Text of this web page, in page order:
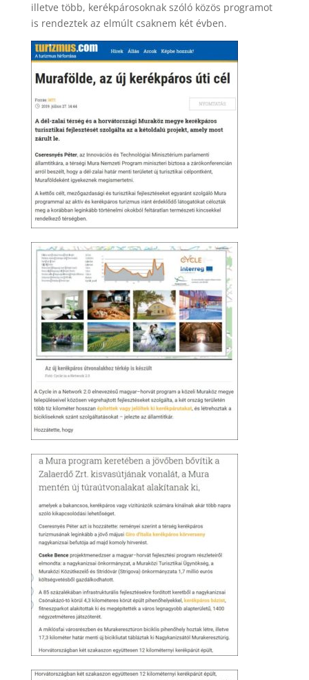
illetve több, kerékpárosoknak szóló közös programot
is rendeztek az elmúlt csaknem két évben.